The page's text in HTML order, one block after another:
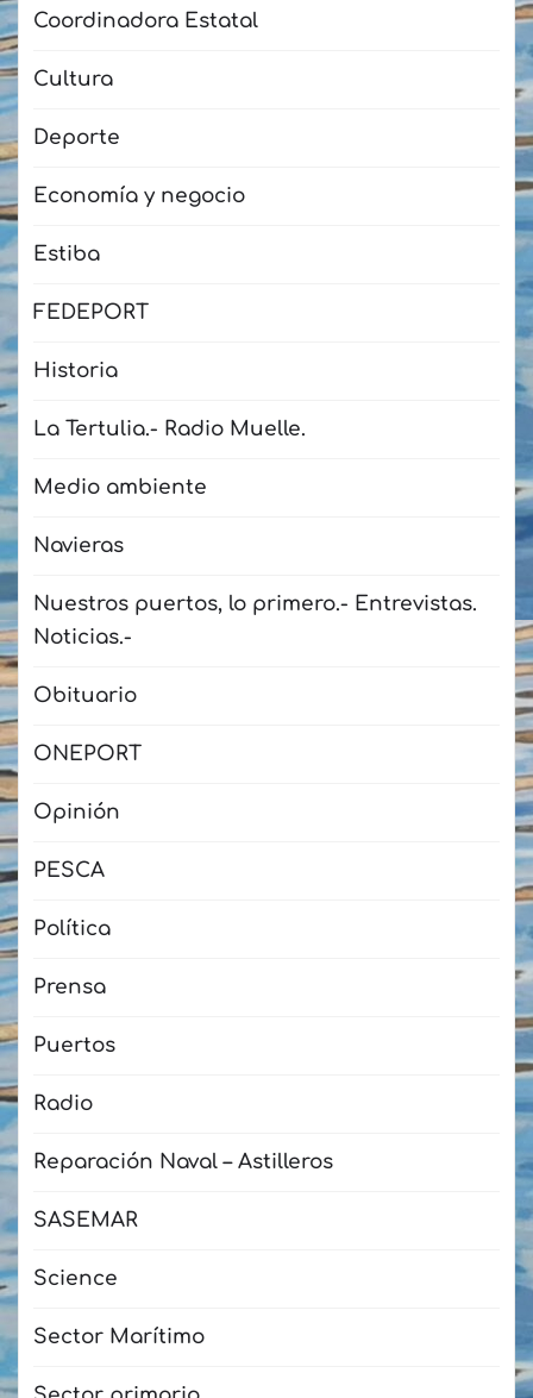
Coordinadora Estatal
Cultura
Deporte
Economía y negocio
Estiba
FEDEPORT
Historia
La Tertulia.- Radio Muelle.
Medio ambiente
Navieras
Nuestros puertos, lo primero.- Entrevistas.
Noticias.-
Obituario
ONEPORT
Opinión
PESCA
Política
Prensa
Puertos
Radio
Reparación Naval – Astilleros
SASEMAR
Science
Sector Marítimo